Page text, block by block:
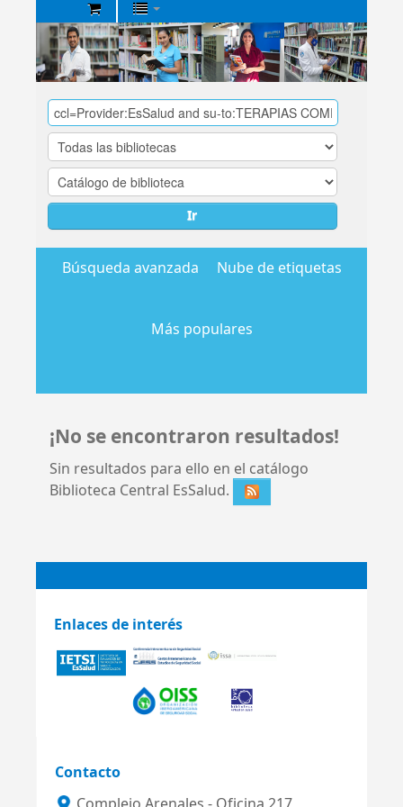
Biblioteca
Central
EsSalud
Ir
Búsqueda avanzada Nube de etiquetas
Más populares
¡No se encontraron resultados!
Sin resultados para ello en el catálogo
Biblioteca Central EsSalud.
Enlaces de interés
Contacto